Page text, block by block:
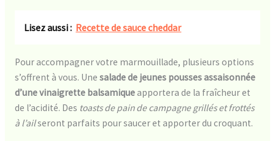
Lisez aussi : Recette de sauce cheddar
Pour accompagner votre marmouillade, plusieurs options
s’offrent à vous. Une salade de jeunes pousses assaisonnée
d’une vinaigrette balsamiqueapportera de la fraîcheur et
de l’acidité. Des toasts de pain de campagne grillés et frottés
à l’ailseront parfaits pour saucer et apporter du croquant.